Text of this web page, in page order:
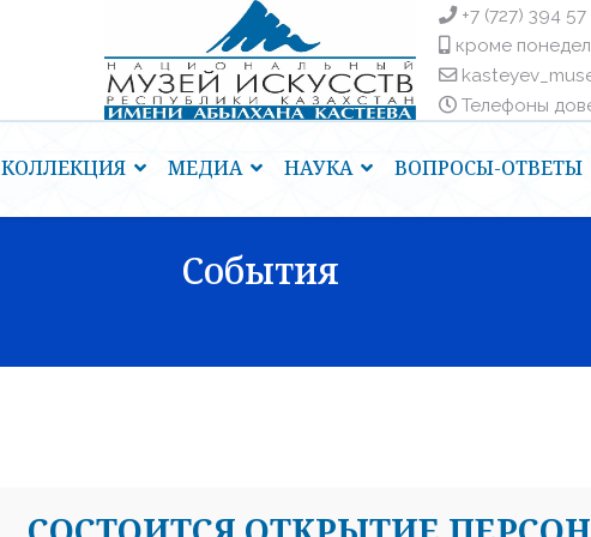
+7 (727) 394 57
кроме
Телефоны
КОЛЛЕКЦИЯ МЕДИА НАУКА ВОПРОСЫ-ОТВЕТЫ
События